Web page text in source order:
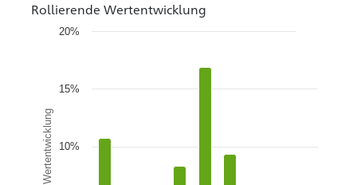
Rollierende Wertentwicklung
Wertentwicklung 10%
15%
20%